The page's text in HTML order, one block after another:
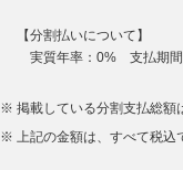
【分割払いについて】
実質年率：0% 支払期間
掲載している分割支払総額
上記の金額は、すべて税込